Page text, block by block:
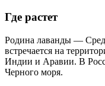
Где растет
Родина лаванды —
встречается на
Индии и Аравии. В
Черного моря.